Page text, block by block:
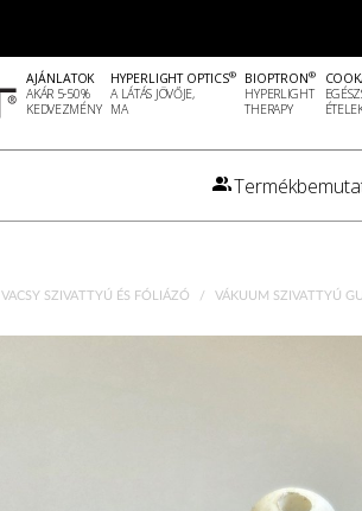
AJÁNLATOK
AKÁR 5-50%
KEDVEZMÉNY
HYPERLIGHT OPTICS®
A LÁTÁS JÖVŐJE,
MA
BIOPTRON®
HYPERLIGHT
THERAPY
VACSY SZIVATTYÚ ÉS FÓLIÁZÓ VÁKUUM SZIVATTYÚ